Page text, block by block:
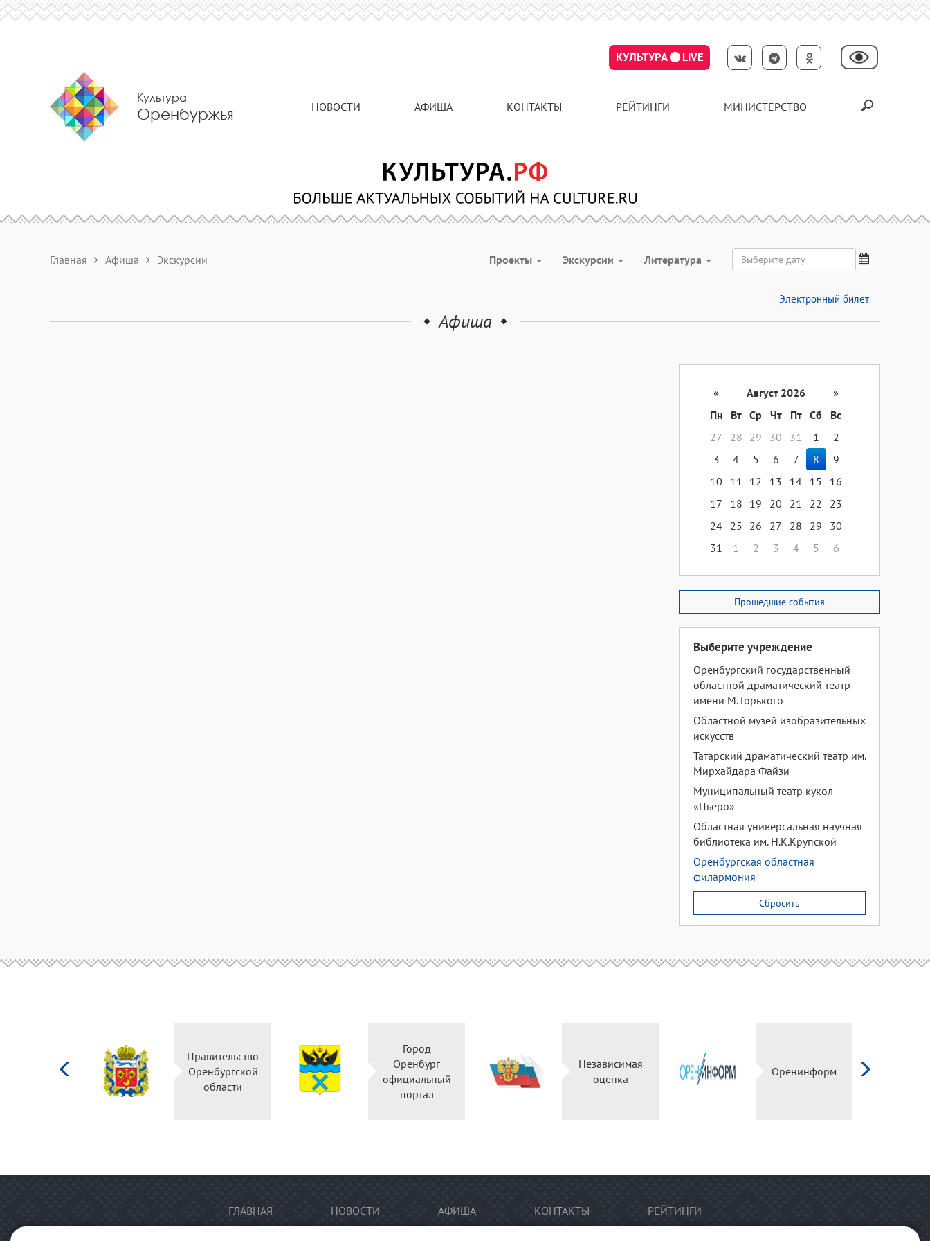
КУЛЬТУРА LIVE
Культура
Оренбуржья НОВОСТИ АФИША КОНТАКТЫ РЕЙТИНГИ МИНИСТЕРСТВО
Главная Афиша Экскурсии Проекты Экскурсии Литература
Электронный билет
Афиша
« Август 2026
»
Пн
Вт Ср Чт Пт Сб
Вс
27
28 29 30 31 1
2
3
4 5 6 7 8
9
10
11 12 13 14 15
16
17
18 19 20 21 22
23
24 25 26 27 28 29
30
31
1 2 3 4 5 6
Прошедшие события
Выберите учреждение
Оренбургский государственный
областной драматический театр
имени М. Горького
Областной музей изобразительных
искусств
Татарский драматический театр им.
Мирхайдара Файзи
Муниципальный театр кукол
«Пьеро»
Областная универсальная научная
библиотека им. Н.К.Крупской
Оренбургская областная
филармония
Сбросить
Правительство
Оренбургской
области
Город
Оренбург
официальный
портал
Независимая
оценка
Оренинформ
ГЛАВНАЯ НОВОСТИ АФИША КОНТАКТЫ РЕЙТИНГИ